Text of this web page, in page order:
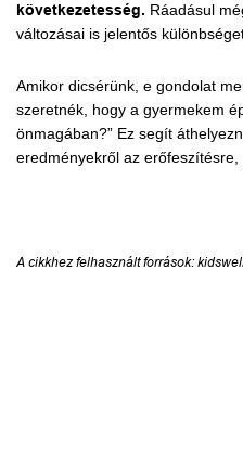
következetesség. Ráadásul
változásai is jelentős
Amikor dicsérünk, e gondolat
szeretnék, hogy a gyermekem
önmagában?” Ez segít
eredményekről az
A cikkhez felhasznált források: